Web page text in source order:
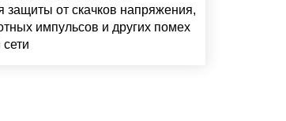
защиты от скачков напряжения,
импульсов и других помех